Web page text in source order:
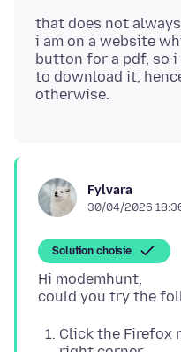
that does not
i am on a website
button for a pdf, so
to download it,
Fylvara
30/04/2026
Solution choisie
Hi modemhunt,
Click the Firefox